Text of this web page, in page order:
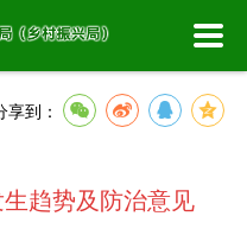
享到：
趋势及防治意见